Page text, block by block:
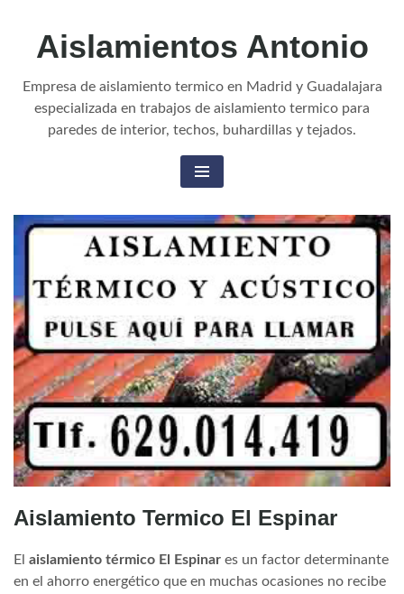
Aislamientos Antonio
Empresa de aislamiento termico en Madrid y Guadalajara
especializada en trabajos de aislamiento termico para
paredes de interior, techos, buhardillas y tejados.
Aislamiento Termico El Espinar
El aislamiento térmico El Espinar es un factor determinante
en el ahorro energético que en muchas ocasiones no recibe